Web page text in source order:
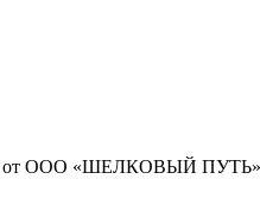
от OOO «ШЕЛКОВЫЙ